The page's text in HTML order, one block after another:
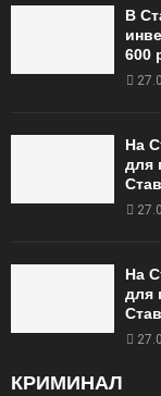
В
600
На
для
На
для
КРИМИНАЛ